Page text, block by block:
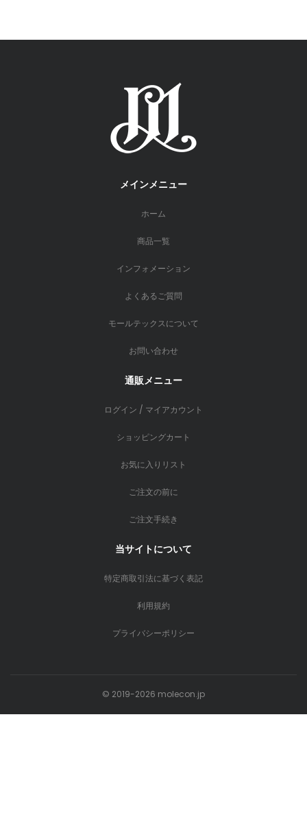
メインメニュー
ホーム
商品一覧
インフォメーション
よくあるご質問
モールテックスについて
お問い合わせ
通販メニュー
ログイン / マイアカウント
ショッピングカート
お気に入りリスト
ご注文の前に
ご注文手続き
当サイトについて
特定商取引法に基づく表記
利用規約
プライバシーポリシー
© 2019-2026 molecon.jp